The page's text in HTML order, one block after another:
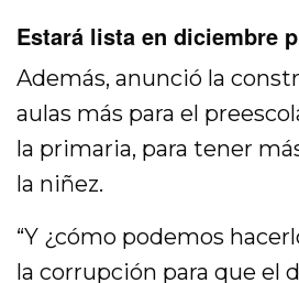
Estará lista en diciembre
Además, anunció la
aulas más para el
la primaria, para tener
la niñez.
“Y ¿cómo podemos
la corrupción para que el